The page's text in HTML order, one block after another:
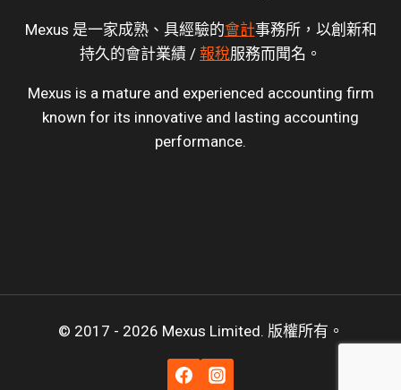
Mexus 是一家成熟、具經驗的會計事務所，以創新和
持久的會計業績 / 報稅服務而聞名。
Mexus is a mature and experienced accounting firm
known for its innovative and lasting accounting
performance.
© 2017 - 2026 Mexus Limited. 版權所有。